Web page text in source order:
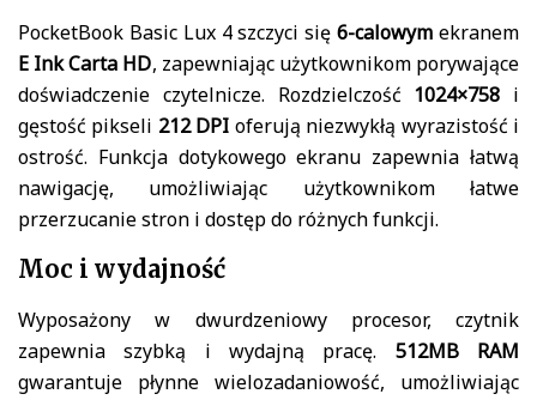
PocketBook Basic Lux 4 szczyci się6-calowym ekranem
E Ink Carta HD, zapewniając użytkownikom porywające
doświadczenie czytelnicze. Rozdzielczość 1024×758 i
gęstość pikseli 212 DPI oferują niezwykłą wyrazistość i
ostrość. Funkcja dotykowego ekranu zapewnia łatwą
nawigację, umożliwiając użytkownikom łatwe
przerzucanie stron i dostęp do różnych funkcji.
Moc i wydajność
Wyposażony w dwurdzeniowy procesor, czytnik
zapewnia szybką i wydajną pracę. 512MB RAM
gwarantuje płynne wielozadaniowość, umożliwiając